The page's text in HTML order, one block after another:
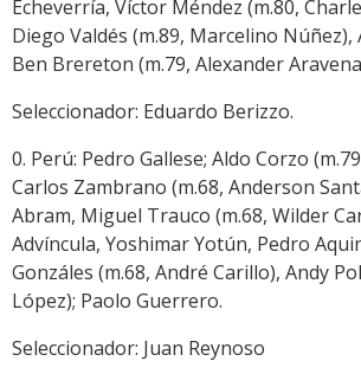
Echeverría, Víctor Méndez (m.80,
Diego Valdés (m.89, Marcelino Núñez),
Ben Brereton (m.79, Alexander
Seleccionador: Eduardo Berizzo.
0. Perú: Pedro Gallese; Aldo Corzo
Carlos Zambrano (m.68, Anderson
Abram, Miguel Trauco (m.68, Wilder
Advíncula, Yoshimar Yotún, Pedro
Gonzáles (m.68, André Carillo), Andy
López); Paolo Guerrero.
Seleccionador: Juan Reynoso